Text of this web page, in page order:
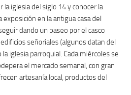
la iglesia del siglo 14 y conocer la
en la antigua casa del
dando un paseo por el casco
señoriales (algunos datan del
iglesia parroquial. Cada miércoles se
el mercado semanal, con gran
artesanía local, productos del